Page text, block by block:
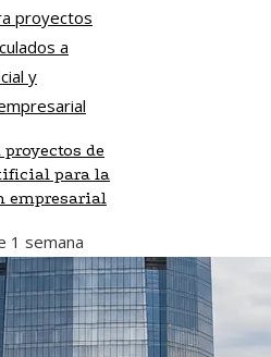
de
para la
empresarial
1 semana